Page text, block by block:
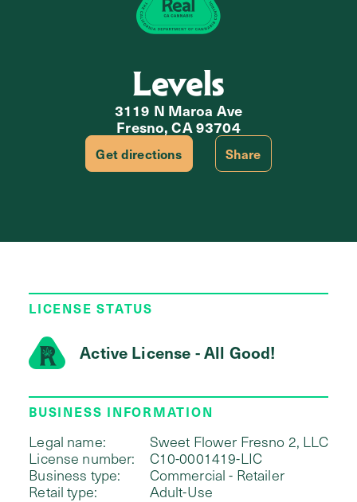
Levels
3119 N Maroa Ave
Fresno, CA 93704
Get directions Share
LICENSE STATUS
Active License - All Good!
BUSINESS INFORMATION
Legal name:
Sweet Flower Fresno 2, LLC
License number:
C10-0001419-LIC
Business type:
Commercial - Retailer
Retail type:
Adult-Use